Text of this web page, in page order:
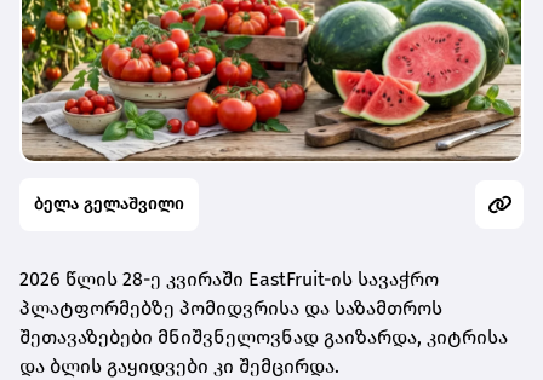
ბელა გელაშვილი
2026 წლის 28-ე კვირაში EastFruit-ის სავაჭრო
პლატფორმებზე პომიდვრისა და საზამთროს
შეთავაზებები მნიშვნელოვნად გაიზარდა, კიტრისა
და ბლის გაყიდვები კი შემცირდა.